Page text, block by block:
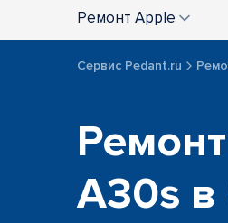
Ремонт Apple
Сервис Pedant.ru
A30s в